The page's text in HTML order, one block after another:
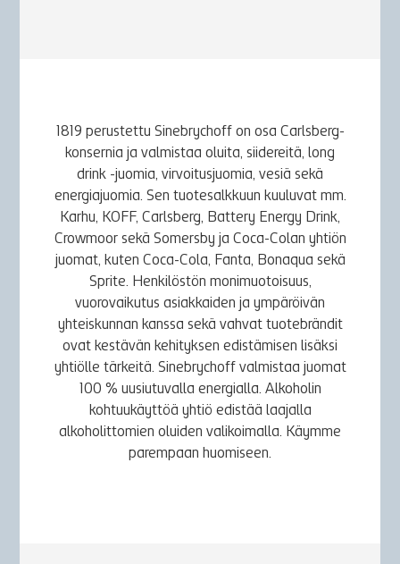
1819 perustettu Sinebrychoff on osa Carlsberg-
konsernia ja valmistaa oluita, siidereitä, long
drink -juomia, virvoitusjuomia, vesiä sekä
energiajuomia. Sen tuotesalkkuun kuuluvat mm.
Karhu, KOFF, Carlsberg, Battery Energy Drink,
Crowmoor sekä Somersby ja Coca-Colan yhtiön
juomat, kuten Coca-Cola, Fanta, Bonaqua sekä
Sprite. Henkilöstön monimuotoisuus,
vuorovaikutus asiakkaiden ja ympäröivän
yhteiskunnan kanssa sekä vahvat tuotebrändit
ovat kestävän kehityksen edistämisen lisäksi
yhtiölle tärkeitä. Sinebrychoff valmistaa juomat
100 % uusiutuvalla energialla. Alkoholin
kohtuukäyttöä yhtiö edistää laajalla
alkoholittomien oluiden valikoimalla. Käymme
parempaan huomiseen.